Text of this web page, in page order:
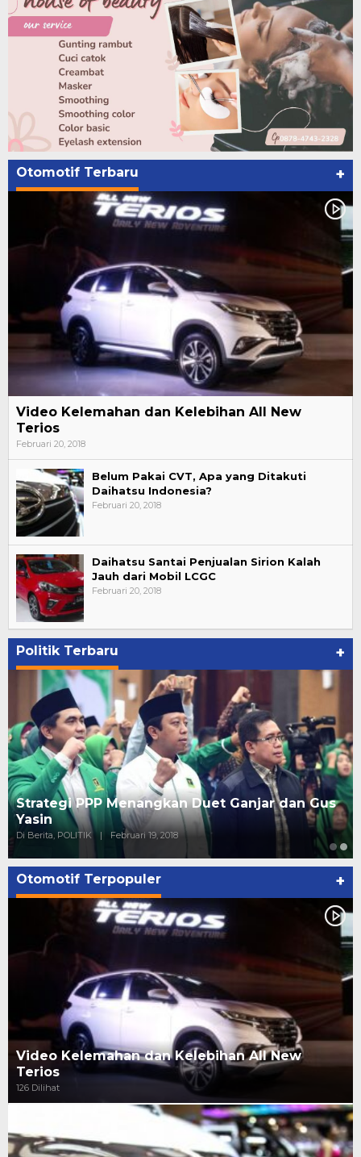
Otomotif Terbaru +
Video Kelemahan dan Kelebihan All New
Terios
Februari 20, 2018
Belum Pakai CVT, Apa yang Ditakuti
Daihatsu Indonesia?
Februari 20, 2018
Daihatsu Santai Penjualan Sirion Kalah
Jauh dari Mobil LCGC
Februari 20, 2018
Politik Terbaru +
Strategi PPP Menangkan Duet Ganjar dan Gus
Yasin
Di Berita, POLITIK | Februari 19, 2018
Otomotif Terpopuler +
Video Kelemahan dan Kelebihan All New
Terios
126 Dilihat